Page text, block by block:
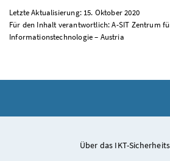
Letzte Aktualisierung: 15. Oktober 2020
Für den Inhalt verantwortlich: A-SIT Zentrum
Informationstechnologie – Austria
Über das IKT-